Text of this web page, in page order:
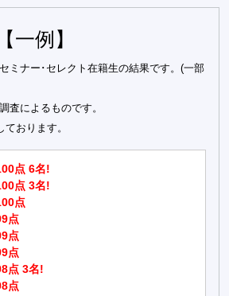
一例】
ミナー･セレクト在籍生の結果です。(一部
査によるものです。
おります。
点 6名!
点 3名!
点
点
点
点
点 3名!
点